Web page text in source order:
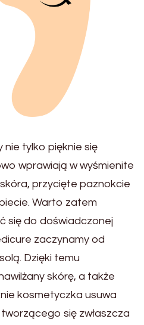
tylko pięknie się
wprawiają w wyśmienite
przycięte paznokcie
Warto zatem
się do doświadczonej
zaczynamy od
Dzięki temu
skórę, a także
kosmetyczka usuwa
się zwłaszcza